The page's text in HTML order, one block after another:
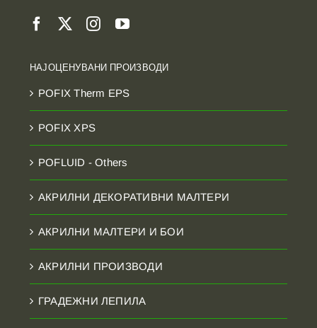
НАЈОЦЕНУВАНИ ПРОИЗВОДИ
POFIX Therm EPS
POFIX XPS
POFLUID - Others
АКРИЛНИ ДЕКОРАТИВНИ МАЛТЕРИ
АКРИЛНИ МАЛТЕРИ И БОИ
АКРИЛНИ ПРОИЗВОДИ
ГРАДЕЖНИ ЛЕПИЛА